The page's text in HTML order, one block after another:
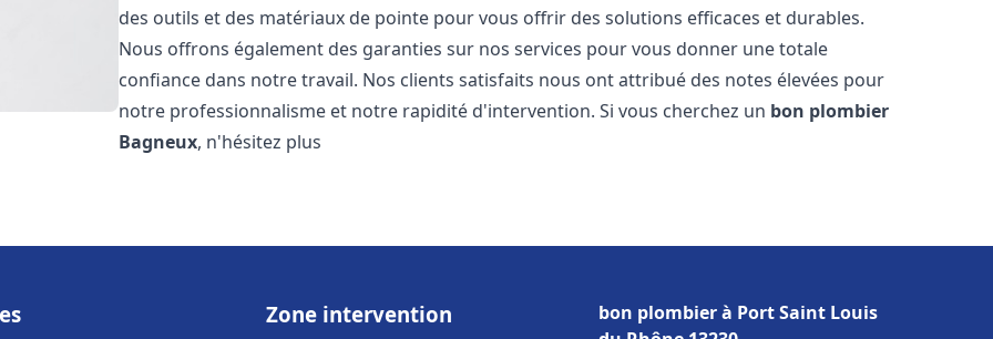
des outils et des matériaux de pointe pour vous offrir des solutions efficaces et durables.
Nous offrons également des garanties sur nos services pour vous donner une totale
confiance dans notre travail. Nos clients satisfaits nous ont attribué des notes élevées pour
notre professionnalisme et notre rapidité d'intervention. Si vous cherchez un bon plombier
Bagneux, n'hésitez plus
Zone intervention
bon plombier à Port Saint Louis